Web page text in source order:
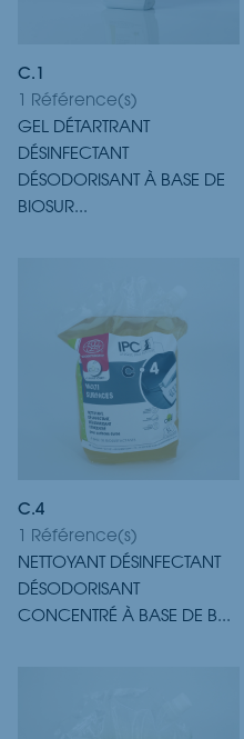
C.1
1 Référence(s)
GEL DÉTARTRANT
DÉSINFECTANT
DÉSODORISANT À BASE DE
BIOSUR...
C.4
1 Référence(s)
NETTOYANT DÉSINFECTANT
DÉSODORISANT
CONCENTRÉ À BASE DE B...